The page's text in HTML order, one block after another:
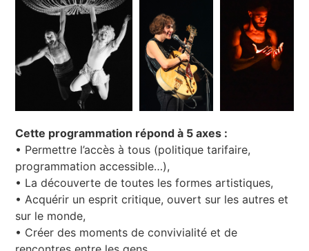
Cette programmation répond à 5 axes :
• Permettre l’accès à tous (politique tarifaire,
programmation accessible…),
• La découverte de toutes les formes artistiques,
• Acquérir un esprit critique, ouvert sur les autres et
sur le monde,
• Créer des moments de convivialité et de